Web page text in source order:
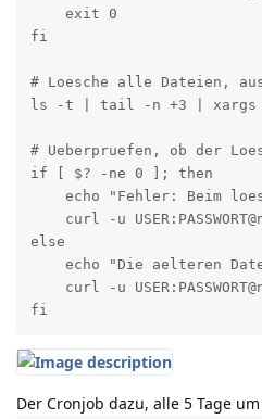
    exit 0
fi
# Loesche alle Dateien,
ls -t | tail -n +3 | xargs
# Ueberpruefen, ob der
if [ $? -ne 0 ]; then
echo "Fehler: Beim
curl -u
else
echo "Die aelteren
curl -u
fi
Der Cronjob dazu, alle 5 Tage